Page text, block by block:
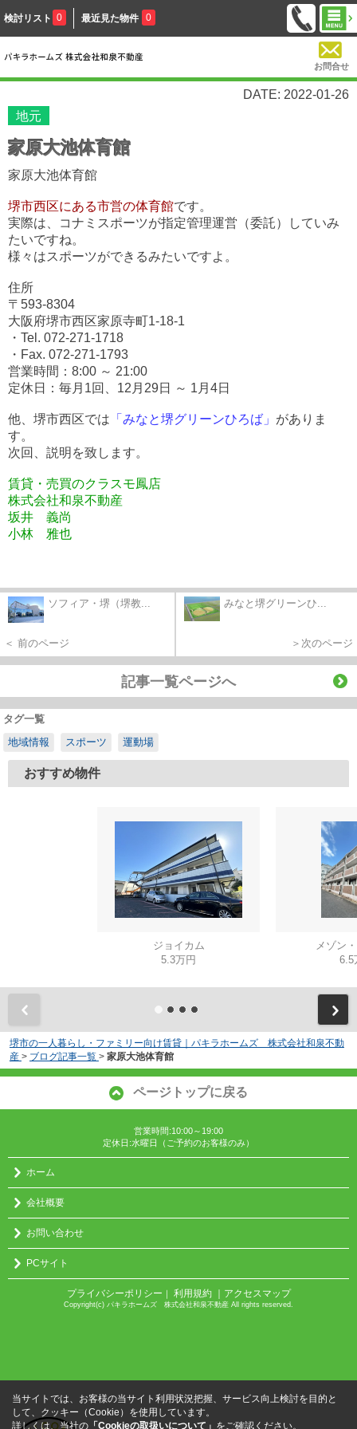
検討リスト 0 最近見た物件 0
お問合せ
DATE: 2022-01-26
地元
家原大池体育館
家原大池体育館
堺市西区にある市営の体育館です。
実際は、コナミスポーツが指定管理運営（委託）していみ
たいですね。
様々はスポーツができるみたいですよ。
住所
〒593-8304
大阪府堺市西区家原寺町1-18-1
・Tel. 072-271-1718
・Fax. 072-271-1793
営業時間： 8:00 ～ 21:00
定休日： 毎月1回、12月29日 ～ 1月4日
他、堺市西区では 「みなと堺グリーンひろば」 がありま
す。
次回、説明を致します。
賃貸・売買のクラスモ鳳店
株式会社和泉不動産
坂井 義尚
小林 雅也
ソフィア・堺（堺教...
＜ 前のページ
みなと堺グリーンひ...
＞次のページ
記事一覧ページへ
タグ一覧
地域情報
スポーツ 運動場
おすすめ物件
ジョイカム
5.3万円
メゾン
6.5
堺市の一人暮らし・ファミリー向け賃貸｜パキラホームズ 株式会社和泉不動
産 > ブログ記事一覧 > 家原大池体育館
ページトップに戻る
営業時間:10:00～19:00
定休日:水曜日（ご予約のお客様のみ）
ホーム
会社概要
お問い合わせ
PCサイト
プライバシーポリシー ｜ 利用規約 ｜アクセスマップ
Copyright(c) パキラホームズ 株式会社和泉不動産 All rights reserved.
当サイトでは、お客様の当サイト利用状況把握、サービス向上検討を目的と
して、クッキー（Cookie）を使用しています。
詳しくは、当社の 「Cookieの取扱いについて」 をご確認ください。